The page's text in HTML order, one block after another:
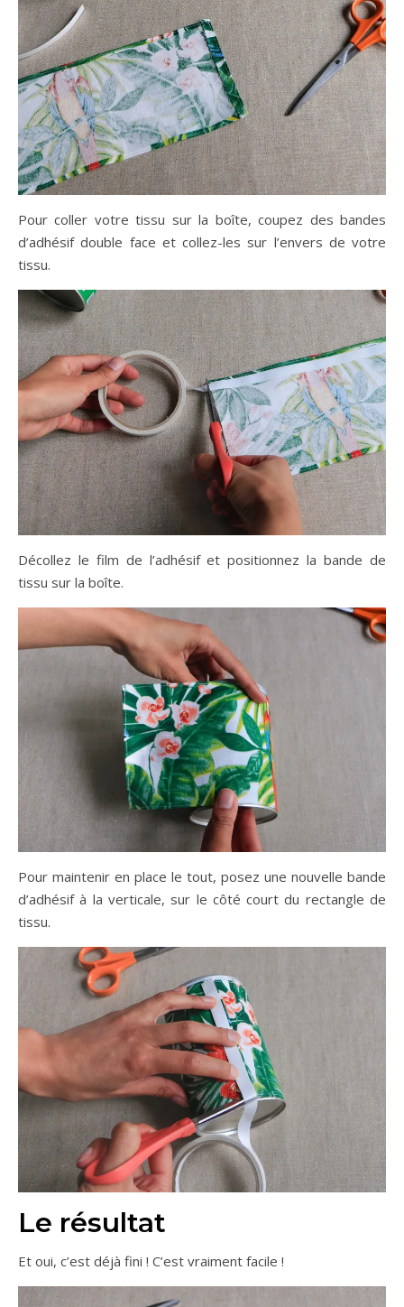
Pour coller votre tissu sur la boîte, coupez des bandes
d’adhésif double face et collez-les sur l’envers de votre
tissu.
Décollez le film de l’adhésif et positionnez la bande de
tissu sur la boîte.
Pour maintenir en place le tout, posez une nouvelle bande
d’adhésif à la verticale, sur le côté court du rectangle de
tissu.
Le résultat
Et oui, c’est déjà fini ! C’est vraiment facile !